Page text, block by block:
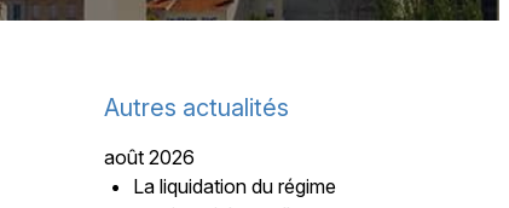
Autres actualités
août 2026
La liquidation du régime